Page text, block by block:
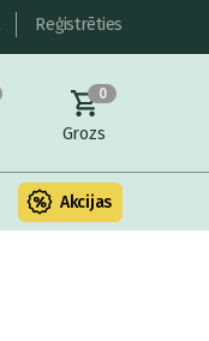
Reģistrēties
0
Grozs
Fasādes
Akcijas